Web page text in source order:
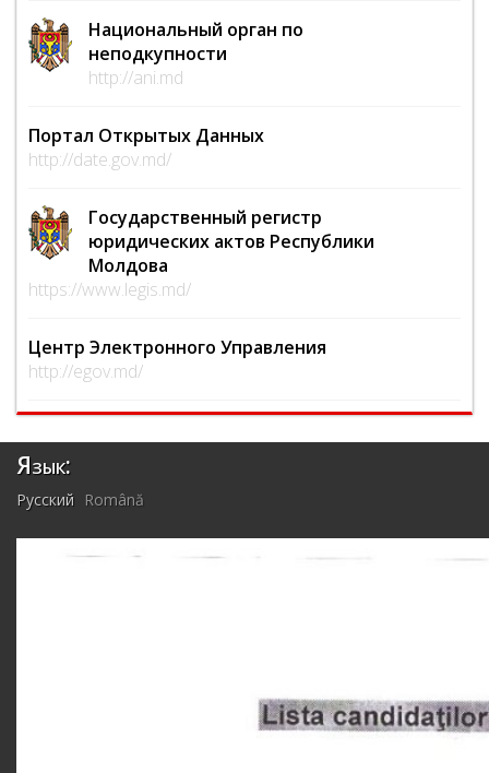
Национальный орган по
неподкупности
http://ani.md
Портал Открытых Данных
http://date.gov.md/
Государственный регистр
юридических актов Республики
Молдова
https://www.legis.md/
Центр Электронного Управления
http://egov.md/
Язык:
Русский Română